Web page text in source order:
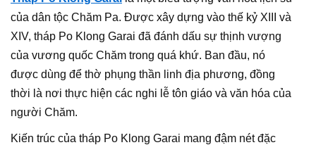
của dân tộc Chăm Pa. Được xây dựng vào thế kỷ XIII và
XIV, tháp Po Klong Garai đã đánh dấu sự thịnh vượng
của vương quốc Chăm trong quá khứ. Ban đầu, nó
được dùng để thờ phụng thần linh địa phương, đồng
thời là nơi thực hiện các nghi lễ tôn giáo và văn hóa của
người Chăm.
Kiến trúc của tháp Po Klong Garai mang đậm nét đặc